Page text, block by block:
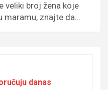
veliki broj žena koje
maramu, znajte da…
danas